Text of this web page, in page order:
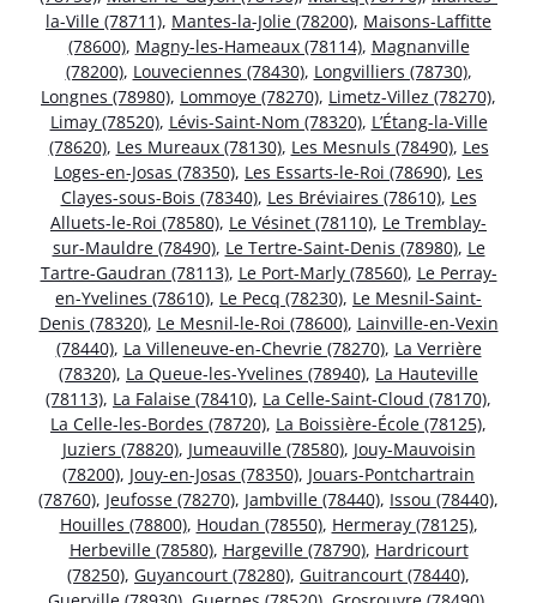
la-Ville (78711), Mantes-la-Jolie (78200), Maisons-Laffitte
(78600), Magny-les-Hameaux (78114), Magnanville
(78200), Louveciennes (78430), Longvilliers (78730),
Longnes (78980), Lommoye (78270), Limetz-Villez (78270),
Limay (78520), Lévis-Saint-Nom (78320), L’Étang-la-Ville
(78620), Les Mureaux (78130), Les Mesnuls (78490), Les
Loges-en-Josas (78350), Les Essarts-le-Roi (78690), Les
Clayes-sous-Bois (78340), Les Bréviaires (78610), Les
Alluets-le-Roi (78580), Le Vésinet (78110), Le Tremblay-
sur-Mauldre (78490), Le Tertre-Saint-Denis (78980), Le
Tartre-Gaudran (78113), Le Port-Marly (78560), Le Perray-
en-Yvelines (78610), Le Pecq (78230), Le Mesnil-Saint-
Denis (78320), Le Mesnil-le-Roi (78600), Lainville-en-Vexin
(78440), La Villeneuve-en-Chevrie (78270), La Verrière
(78320), La Queue-les-Yvelines (78940), La Hauteville
(78113), La Falaise (78410), La Celle-Saint-Cloud (78170),
La Celle-les-Bordes (78720), La Boissière-École (78125),
Juziers (78820), Jumeauville (78580), Jouy-Mauvoisin
(78200), Jouy-en-Josas (78350), Jouars-Pontchartrain
(78760), Jeufosse (78270), Jambville (78440), Issou (78440),
Houilles (78800), Houdan (78550), Hermeray (78125),
Herbeville (78580), Hargeville (78790), Hardricourt
(78250), Guyancourt (78280), Guitrancourt (78440),